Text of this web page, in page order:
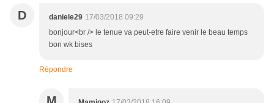
D daniele29 17/03/2018 09:29
bonjour<br /> le tenue va peut-etre faire venir le beau temps
bon wk bises
Répondre